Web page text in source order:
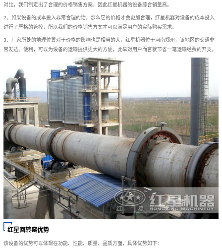
对比，我们制定出了合理的价格销售方案，因此红星机器的设备综合销量高。
2、如果设备的成本投入非常合理的话，那么它的价格才会更加合理，红星机器对设备的成本投入
进行了严格的管控，所以我们的价格销售方案才可以满足用户的实际购买需求。
3、厂家所处的地理位置对于价格的影响也是相当的大，红星机器位于河南郑州，该地区的交通非
常发达、便利，可以为设备的运输提供更大的方便，此举对用户而言就节省一笔运输经费的开支。
红星回转窑优势
该设备的优势可以体现在功能、性能、质量、品质方面，具体优势如下：